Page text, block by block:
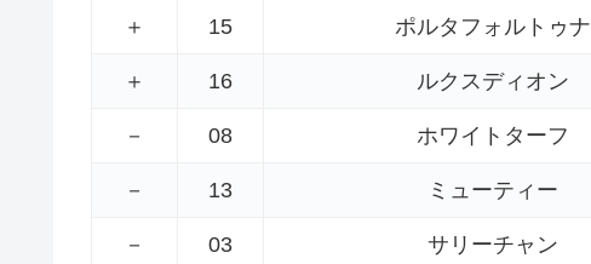
＋ 15 ポルタフォルトゥナ
＋ 16 ルクスディオン
－ 08 ホワイトターフ
－ 13 ミューティー
－ 03 サリーチャン